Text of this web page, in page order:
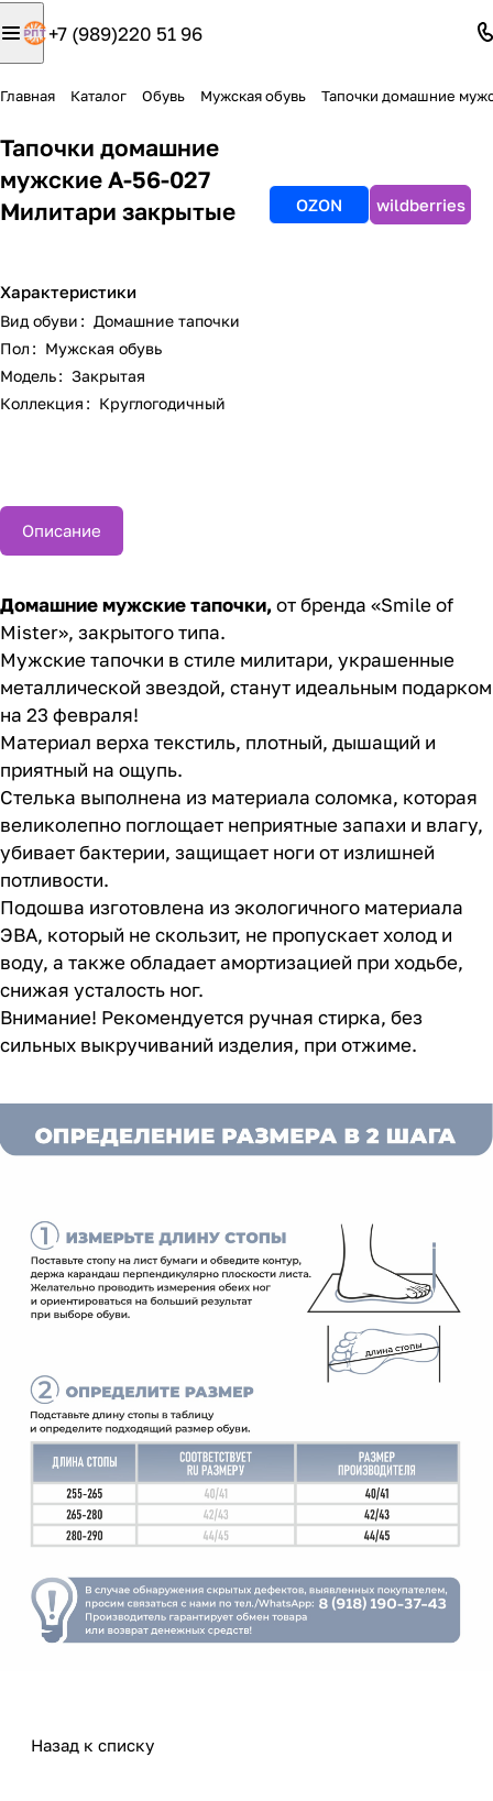
+7 (989)220 51 96
Главная Каталог Обувь Мужская обувь Тапочки домашние
Тапочки домашние
мужские А-56-027
Милитари закрытые
Характеристики
Вид обуви : Домашние тапочки
Пол : Мужская обувь
Модель: Закрытая
Коллекция : Круглогодичный
OZON wildberries
Описание
Домашние мужские тапочки,от бренда «Smile of
Mister», закрытого типа.
Мужские тапочки в стиле милитари, украшенные
металлической звездой, станут идеальным подарком
на 23 февраля!
Материал верха текстиль, плотный, дышащий и
приятный на ощупь.
Стелька выполнена из материала соломка, которая
великолепно поглощает неприятные запахи и влагу,
убивает бактерии, защищает ноги от излишней
потливости.
Подошва изготовлена из экологичного материала
ЭВА, который не скользит, не пропускает холод и
воду, а также обладает амортизацией при ходьбе,
снижая усталость ног.
Внимание! Рекомендуется ручная стирка, без
сильных выкручиваний изделия, при отжиме.
Назад к списку